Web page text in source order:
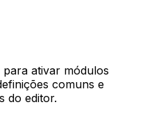
ativar módulos
comuns e
do editor.